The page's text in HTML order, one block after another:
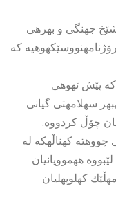
شێخ جهنگی و بهرهی
كه
كه پێش ئهوهی
سهلامهتی گیانی
چۆڵ كردووه.
كهناڵهكه له
ههموویانیان
كهلوپهلیان